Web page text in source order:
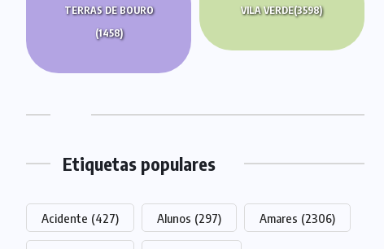
TERRAS DE BOURO
(1458)
VILA VERDE(3598)
Etiquetas populares
Acidente (427) Alunos (297) Amares (2306)